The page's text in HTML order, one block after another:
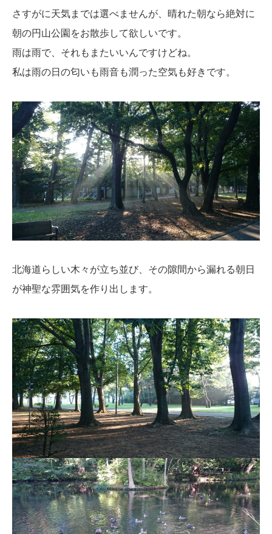
さすがに天気までは選べませんが、晴れた朝なら絶対に
朝の円山公園をお散歩して欲しいです。
雨は雨で、それもまたいいんですけどね。
私は雨の日の匂いも雨音も潤った空気も好きです。
北海道らしい木々が立ち並び、その隙間から漏れる朝日
が神聖な雰囲気を作り出します。